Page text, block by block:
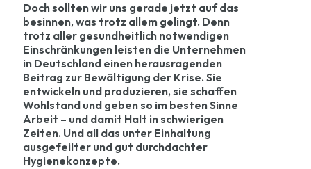
Doch sollten wir uns gerade jetzt auf das
besinnen, was trotz allem gelingt. Denn
trotz aller gesundheitlich notwendigen
Einschränkungen leisten die Unternehmen
in Deutschland einen herausragenden
Beitrag zur Bewältigung der Krise. Sie
entwickeln und produzieren, sie schaffen
Wohlstand und geben so im besten Sinne
Arbeit – und damit Halt in schwierigen
Zeiten. Und all das unter Einhaltung
ausgefeilter und gut durchdachter
Hygienekonzepte.